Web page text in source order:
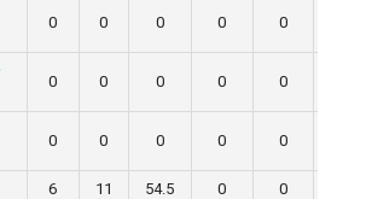
0 0 0 0 0
0 0 0 0 0
0 0 0 0 0
6 11 54.5 0 0